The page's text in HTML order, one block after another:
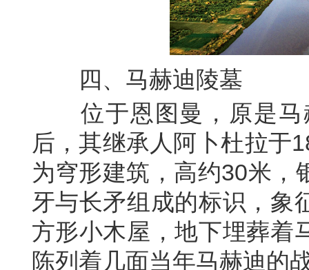
四、 马赫迪陵墓
位于恩图曼，原是
后，其继承人阿卜杜拉于
为穹形建筑，高约30米，
牙与长矛组成的标识，象
方形小木屋，地下埋葬着
陈列着几面当年马赫迪的